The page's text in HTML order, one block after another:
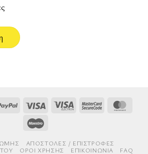
PayPal Visa
Visa
MasterCard
AΠΟΣΤΟΛΈΣ / ΕΠΙΣΤΡΟΦΈΣ
ΌΡΟΙ ΧΡΉΣΗΣ ΕΠΙΚΟΙΝΩΝΊΑ FAQ